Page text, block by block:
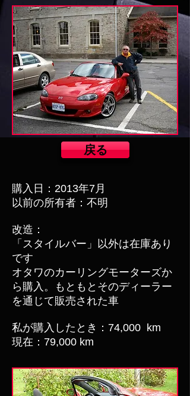
戻る
購入日：2013年7月
以前の所有者：不明
改造：
「スタイルバー」以外は在庫あり
です
オタワのカーリングモーターズか
ら購入。もともとそのディーラー
を通じて販売された車
私が購入したとき：74,000 km
現在：79,000 km